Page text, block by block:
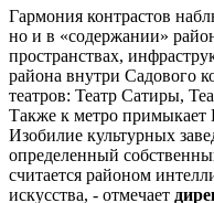
Гармония контрастов
но и в «содержании»
пространствах,
района внутри Садового
театров: Театр Сатиры,
Также к метро примыкает
Изобилие культурных
определенный
считается районом
искусства, - отмечает